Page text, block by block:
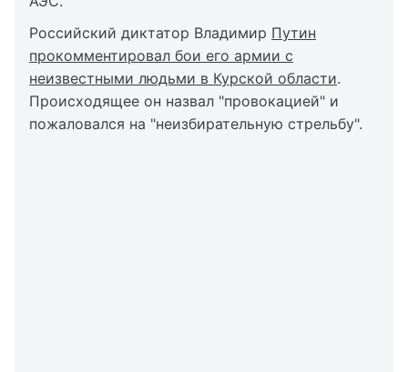
Российский диктатор Владимир Путин
прокомментировал бои его армии с
неизвестными людьми в Курской области.
Происходящее он назвал "провокацией" и
пожаловался на "неизбирательную стрельбу".